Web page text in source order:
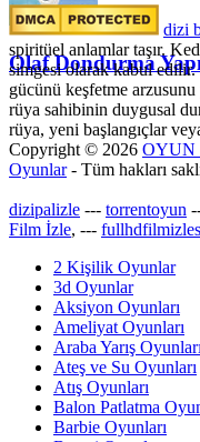
Olaf Dondurma
dizi
spiritüel anlamlar taşır.
simgesi olarak kabul
gücünü keşfetme arzusunu
rüya sahibinin duygusal
rüya, yeni başlangıçlar
Copyright © 2026 OYUN
Oyunlar- Tüm hakları
dizipalizle --- torrentoyun
Film İzle, ---
2 Kişilik Oyunlar
3d Oyunlar
Aksiyon Oyunları
Ameliyat Oyunları
Araba Yarış Oyunları
Ateş ve Su Oyunları
Atış Oyunları
Balon Patlatma
Barbie Oyunları